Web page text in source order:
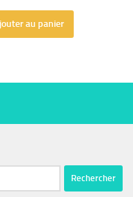
au panier